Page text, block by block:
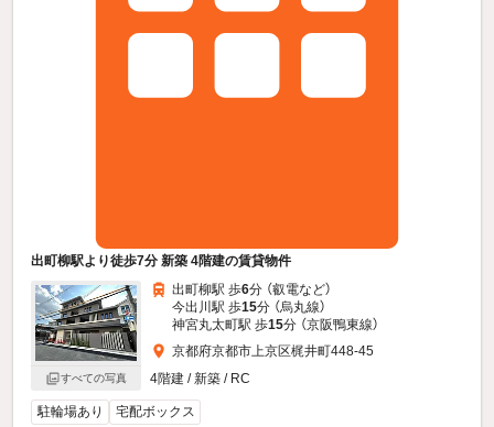
出町柳駅より徒歩7分 新築 4階建の賃貸物件
すべての写真
出町柳駅 歩6分 （叡電など）
今出川駅 歩15分 （烏丸線）
神宮丸太町駅 歩15分 （京阪鴨東線）
京都府京都市上京区梶井町448-45
4階建 / 新築 / RC
駐輪場あり 宅配ボックス